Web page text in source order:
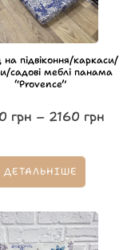
підвіконня/каркаси/
садові меблі панама
“Provence”
грн – 2160 грн
ДЕТАЛЬНІШЕ